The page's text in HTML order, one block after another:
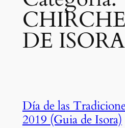
DE ISORA
Día de las
2019 (Guia de Isora)